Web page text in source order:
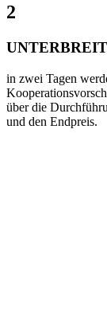
2
in zwei Tagen
über die
und den Endpreis.